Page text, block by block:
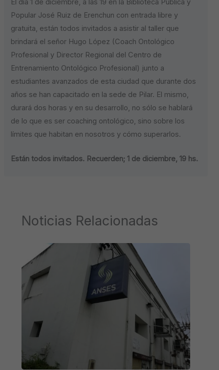
El día 1 de diciembre, a las 19 en la Biblioteca Pública y
Popular José Ruiz de Erenchun con entrada libre y
gratuita, están todos invitados a asistir al taller que
brindará el señor Hugo López (Coach Ontológico
Profesional y Director Regional del Centro de
Entrenamiento Ontológico Profesional) junto a
estudiantes avanzados de esta ciudad que durante dos
años se han capacitado en la sede de Pilar. El mismo,
durará dos horas y en su desarrollo, no sólo se hablará
de lo que es ser coaching ontológico, sino sobre los
límites que habitan en nosotros y cómo superarlos.
Están todos invitados. Recuerden; 1 de diciembre, 19 hs.
Noticias Relacionadas